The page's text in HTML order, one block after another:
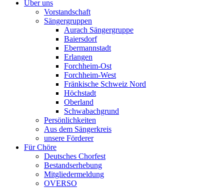
Über uns
Vorstandschaft
Sängergruppen
Aurach Sängergruppe
Baiersdorf
Ebermannstadt
Erlangen
Forchheim-Ost
Forchheim-West
Fränkische Schweiz Nord
Höchstadt
Oberland
Schwabachgrund
Persönlichkeiten
Aus dem Sängerkreis
unsere Förderer
Für Chöre
Deutsches Chorfest
Bestandserhebung
Mitgliedermeldung
OVERSO